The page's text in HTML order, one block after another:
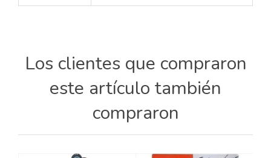
Los clientes que compraron
este artículo también
compraron